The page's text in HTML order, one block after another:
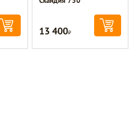
13 400Р